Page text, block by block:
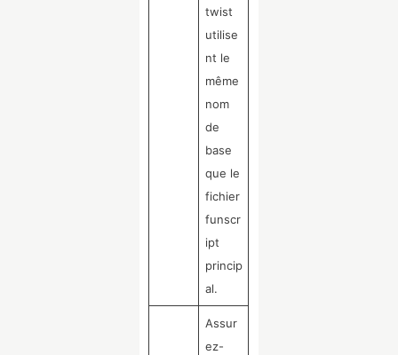
twist
utilise
nt le
même
nom
de
base
que le
fichier
funscr
ipt
princip
al.
Assur
ez-